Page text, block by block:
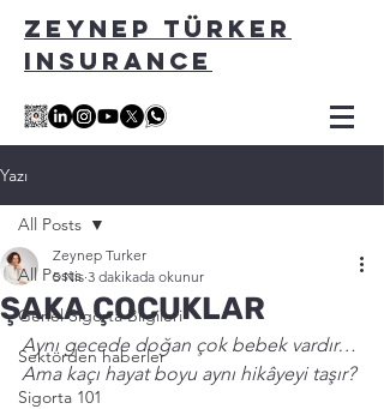
ZEYNEP TÜRKER
INSURANCE
Yazı
All Posts
Genel Sigorta Bilgileri
Sektörden haberler
Sigorta 101
All Posts
ŞAKA ÇOCUKLAR
Zeynep Turker
5 Nis 3 dakikada okunur
Aynı gecede doğan çok bebek vardır…
Ama kaçı hayat boyu aynı hikâyeyi taşır?